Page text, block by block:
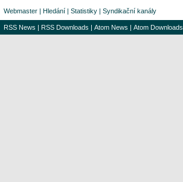
Webmaster | Hledání | Statistiky | Syndikační kanály
RSS News | RSS Downloads | Atom News | Atom Downloads